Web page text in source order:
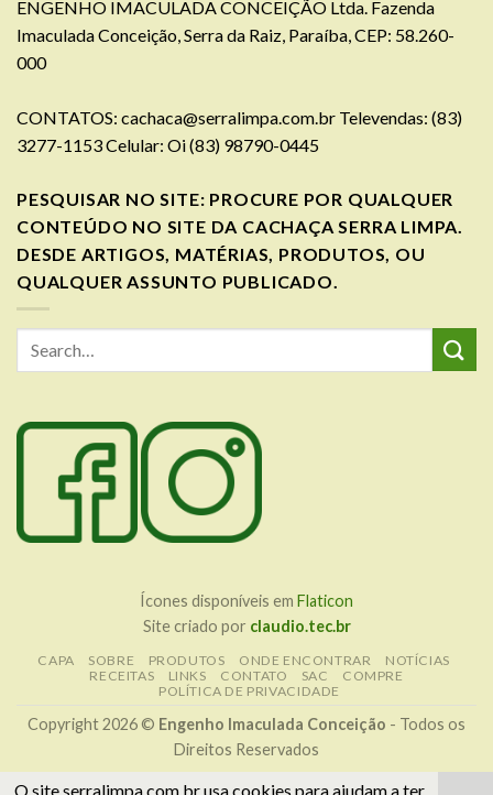
ENGENHO IMACULADA CONCEIÇÃO Ltda. Fazenda
Imaculada Conceição, Serra da Raiz, Paraíba, CEP: 58.260-
000
CONTATOS: cachaca@serralimpa.com.br Televendas: (83)
3277-1153 Celular: Oi (83) 98790-0445
PESQUISAR NO SITE: PROCURE POR QUALQUER
CONTEÚDO NO SITE DA CACHAÇA SERRA LIMPA.
DESDE ARTIGOS, MATÉRIAS, PRODUTOS, OU
QUALQUER ASSUNTO PUBLICADO.
Ícones disponíveis em Flaticon
Site criado por claudio.tec.br
CAPA SOBRE PRODUTOS ONDE ENCONTRAR
NOTÍCIAS
RECEITAS
LINKS CONTATO SAC
COMPRE
POLÍTICA DE PRIVACIDADE
Copyright 2026 © Engenho Imaculada Conceição - Todos os
Direitos Reservados
O site serralimpa.com.br usa cookies para ajudam a ter